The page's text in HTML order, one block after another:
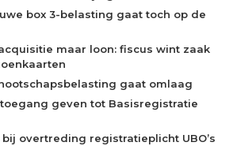
box 3-belasting gaat toch op de
maar loon: fiscus wint zaak
gaat omlaag
geven tot Basisregistratie
overtreding registratieplicht UBO’s